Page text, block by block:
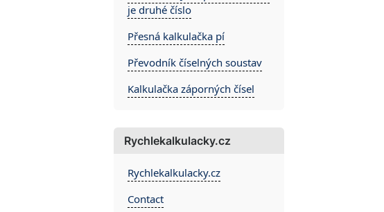
je druhé číslo
Přesná kalkulačka pí
Převodník číselných soustav
Kalkulačka záporných čísel
Rychlekalkulacky.cz
Rychlekalkulacky.cz
Contact